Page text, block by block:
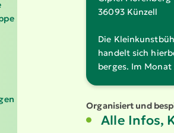
36093 Künzell
Die
handelt sich
berges. Im
Organisiert und
Alle Infos,